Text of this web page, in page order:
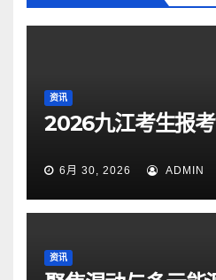
资讯
2026九江考生报
6月 30, 2026 ADMIN
资讯